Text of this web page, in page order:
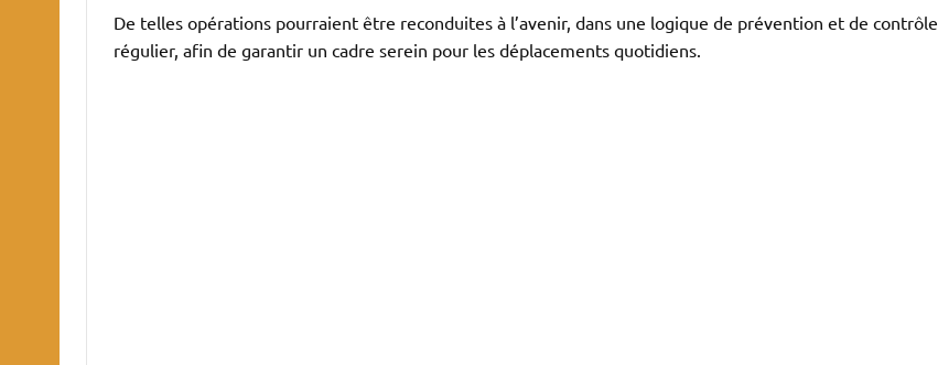
De telles opérations pourraient être reconduites à l’avenir, dans une logique de prévention et de contrôle
régulier, afin de garantir un cadre serein pour les déplacements quotidiens.